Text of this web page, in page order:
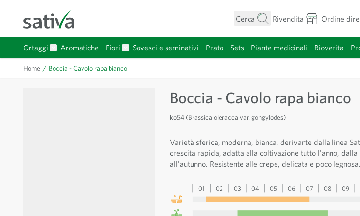
Cerca
Rivendita Ordine
Ortaggi
Aromatiche
Fiori
Sovesci e seminativi Prato Sets Piante medicinali Bioverita
Home / Boccia - Cavolo rapa bianco
Boccia - Cavolo rapa bianco
ko54 (Brassica oleracea var. gongylodes)
Varietà sferica, moderna, bianca, derivante dalla linea
crescita rapida, adatta alla coltivazione tutto l'anno,
all'autunno. Resistente alle crepe, delicata e poco legnosa.
01 02 03 04 05 06 07 08 09